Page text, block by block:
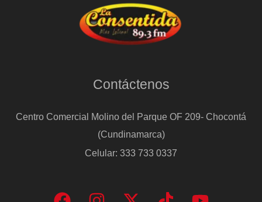
Contáctenos
Centro Comercial Molino del Parque OF 209- Chocontá
(Cundinamarca)
Celular: 333 733 0337